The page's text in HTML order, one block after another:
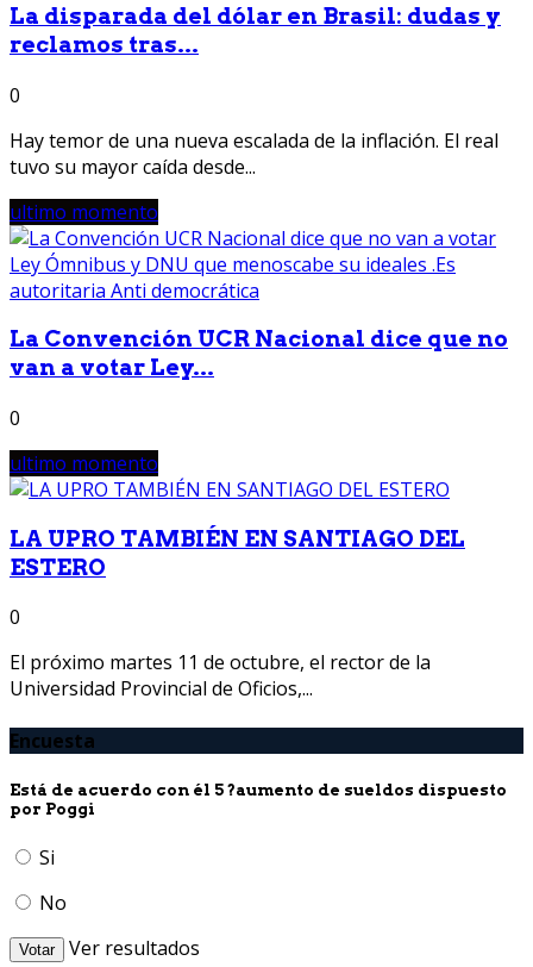
La disparada del dólar en Brasil: dudas y
reclamos tras...
0
Hay temor de una nueva escalada de la inflación. El real
tuvo su mayor caída desde...
ultimo momento
La Convención UCR Nacional dice que no
van a votar Ley...
0
ultimo momento
LA UPRO TAMBIÉN EN SANTIAGO DEL
ESTERO
0
El próximo martes 11 de octubre, el rector de la
Universidad Provincial de Oficios,...
Encuesta
Está de acuerdo con él 5 ?aumento de sueldos dispuesto
por Poggi
Si
No
Votar
Ver resultados